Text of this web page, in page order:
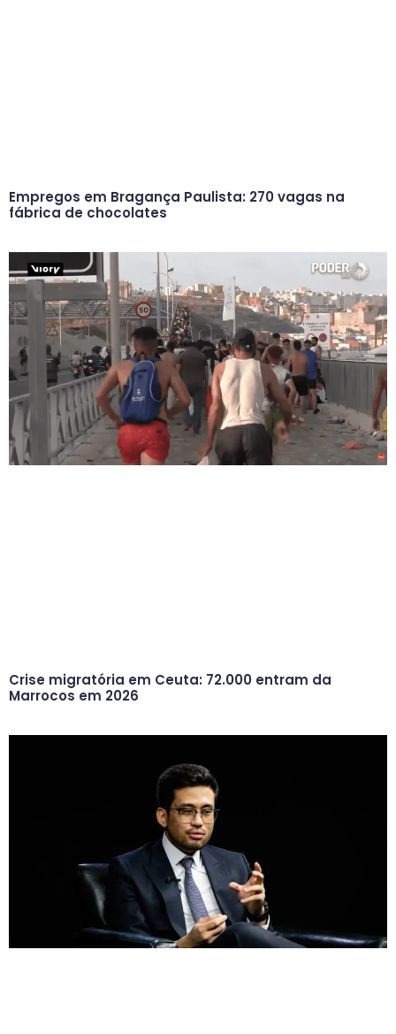
Empregos em Bragança Paulista: 270 vagas na
fábrica de chocolates
Crise migratória em Ceuta: 72.000 entram da
Marrocos em 2026